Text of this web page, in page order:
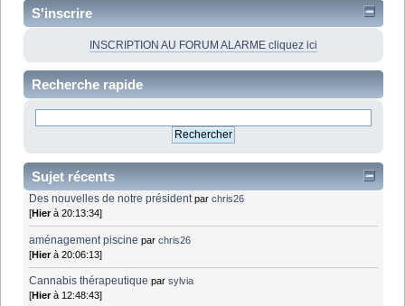
S'inscrire
INSCRIPTION AU FORUM ALARME cliquez ici
Recherche rapide
Sujet récents
Des nouvelles de notre président parchris26
[Hierà 20:13:34]
aménagement piscine parchris26
[Hierà 20:06:13]
Cannabis thérapeutique parsylvia
[Hierà 12:48:43]